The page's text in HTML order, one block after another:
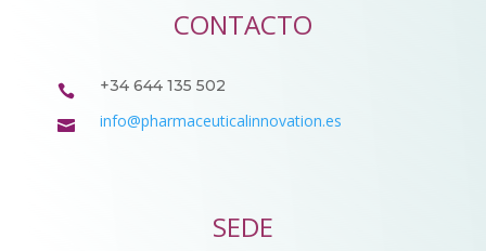
CONTACTO
 +34 644 135 502
 info@pharmaceuticalinnovation.es
SEDE